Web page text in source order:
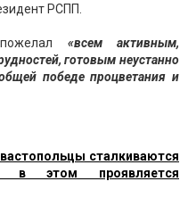
РСПП.
«всем активным,
готовым неустанно
победе процветания и
сталкиваются
этом проявляется